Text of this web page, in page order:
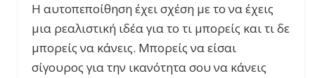
Η αυτοπεποίθηση έχει σχέση με το να έχεις
μια ρεαλιστική ιδέα για το τι μπορείς και τι δε
μπορείς να κάνεις. Μπορείς να είσαι
σίγουρος για την ικανότητα σου να κάνεις